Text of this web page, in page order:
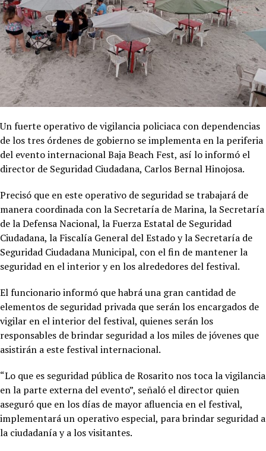
Un fuerte operativo de vigilancia policiaca con dependencias
de los tres órdenes de gobierno se implementa en la periferia
del evento internacional Baja Beach Fest, así lo informó el
director de Seguridad Ciudadana, Carlos Bernal Hinojosa.
Precisó que en este operativo de seguridad se trabajará de
manera coordinada con la Secretaría de Marina, la Secretaría
de la Defensa Nacional, la Fuerza Estatal de Seguridad
Ciudadana, la Fiscalía General del Estado y la Secretaría de
Seguridad Ciudadana Municipal, con el fin de mantener la
seguridad en el interior y en los alrededores del festival.
El funcionario informó que habrá una gran cantidad de
elementos de seguridad privada que serán los encargados de
vigilar en el interior del festival, quienes serán los
responsables de brindar seguridad a los miles de jóvenes que
asistirán a este festival internacional.
“Lo que es seguridad pública de Rosarito nos toca la vigilancia
en la parte externa del evento”, señaló el director quien
aseguró que en los días de mayor afluencia en el festival,
implementará un operativo especial, para brindar seguridad a
la ciudadanía y a los visitantes.